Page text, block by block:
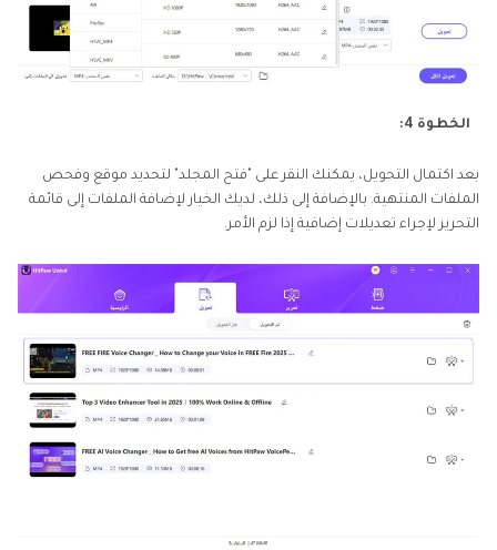
الخطوة 4:
بعد اكتمال التحويل، يمكنك النقر على "فتح المجلد" لتحديد موقع وفحص
الملفات المنتهية. بالإضافة إلى ذلك، لديك الخيار لإضافة الملفات إلى قائمة
التحرير لإجراء تعديلات إضافية إذا لزم الأمر.